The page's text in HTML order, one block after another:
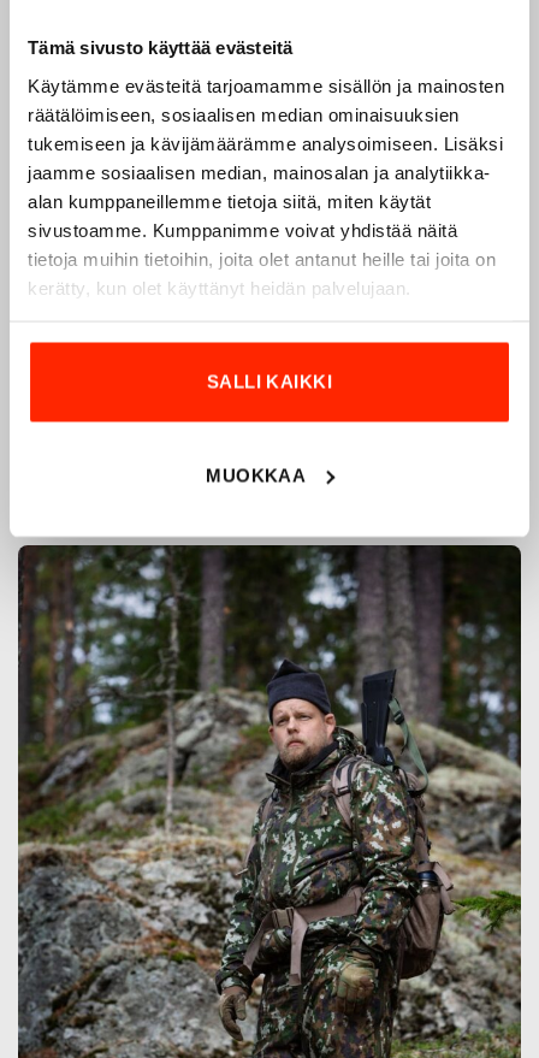
Tämä sivusto käyttää evästeitä
Käytämme evästeitä tarjoamamme sisällön ja mainosten
räätälöimiseen, sosiaalisen median ominaisuuksien
tukemiseen ja kävijämäärämme analysoimiseen. Lisäksi
jaamme sosiaalisen median, mainosalan ja analytiikka-
alan kumppaneillemme tietoja siitä, miten käytät
sivustoamme. Kumppanimme voivat yhdistää näitä
tietoja muihin tietoihin, joita olet antanut heille tai joita on
kerätty, kun olet käyttänyt heidän palvelujaan.
SALLI KAIKKI
MUOKKAA
Origopro – Suomalainen laatumerkki vuodesta
1975
Origopro on suomalainen turvallisuus- ja
vuodesta 1975.Origoprovalmistaa laadukkaita vaatteita,
jotka on kehitetty vuosikymmenten kokemuksella
ja erikoisammattilaisten kanssa, joiden kokemus inspiroi